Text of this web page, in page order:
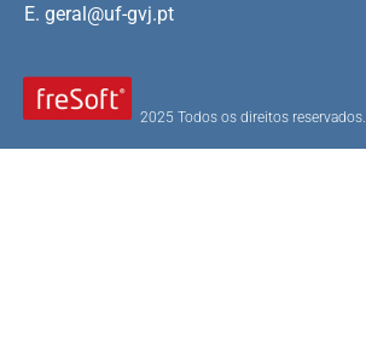
2025 Todos os direitos reservados.
E. geral@uf-gvj.pt